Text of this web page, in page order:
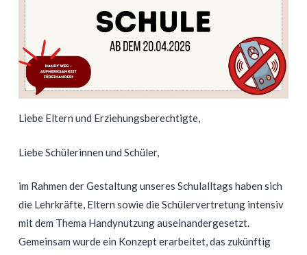
Liebe Eltern und Erziehungsberechtigte,
Liebe Schülerinnen und Schüler,
im Rahmen der Gestaltung unseres Schulalltags haben sich
die Lehrkräfte, Eltern sowie die Schülervertretung intensiv
mit dem Thema Handynutzung auseinandergesetzt.
Gemeinsam wurde ein Konzept erarbeitet, das zukünftig